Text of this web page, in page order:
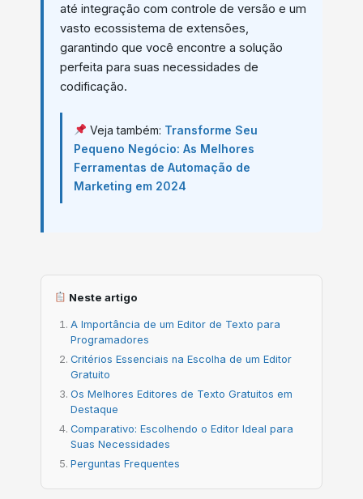
até integração com controle de versão e um
vasto ecossistema de extensões,
garantindo que você encontre a solução
perfeita para suas necessidades de
codificação.
Veja também: Transforme Seu
Pequeno Negócio: As Melhores
Ferramentas de Automação de
Marketing em 2024
Neste artigo
A Importância de um Editor de Texto para
Programadores
Critérios Essenciais na Escolha de um Editor
Gratuito
Os Melhores Editores de Texto Gratuitos em
Destaque
Comparativo: Escolhendo o Editor Ideal para
Suas Necessidades
Perguntas Frequentes